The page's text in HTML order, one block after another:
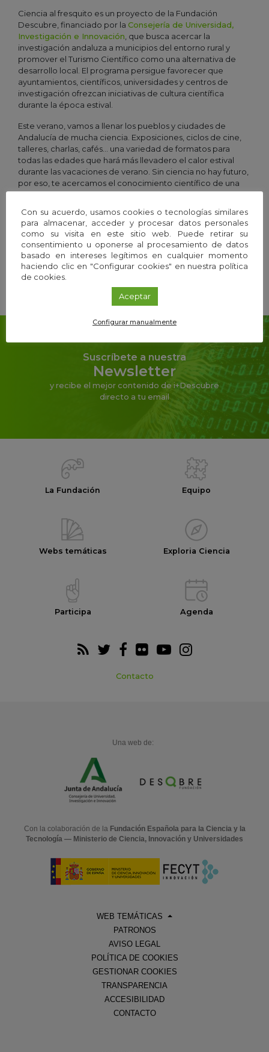
Ciencia al fresquito es un proyecto de la Fundación
Descubre, financiado por la Consejería de Universidad,
Investigación e Innovación , que busca acercar la
investigación andaluza a municipios del entorno rural y
promover el Turismo Científico como una alternativa de
desarrollo local. El programa persigue favorecer que
ayuntamientos, científicos, universidades y centros de
investigación ofrezcan iniciativas de cultura científica
durante la época estival.
Este verano, vamos a llenar los pueblos y ciudades de
Andalucía de mucha ciencia. Exposiciones, ciclos de cine,
talleres, charlas, cafés… una variedad de formatos para
todas las edades que hará más llevadero el calor estival
durante las vacaciones de verano. Sin ciencia no hay futuro,
por eso, te acercamos el conocimiento científico de una
forma más amena a través de las distintas actividades que
nuestra comunidad. Te esperamos.
Contáctanos Ir al sitio web
Suscríbete a nuestra
Newsletter
y recibe el mejor contenido de i+Descubre
directo a tu email
La Fundación Equipo
Webs temáticas Exploria Ciencia
Participa Agenda
Contacto
Una web de:
Con la colaboración de la Fundación Española para la Ciencia y la
Tecnología — Ministerio de Ciencia, Innovación y Universidades
WEB TEMÁTICAS
PATRONOS
AVISO LEGAL
POLÍTICA DE COOKIES
GESTIONAR COOKIES
TRANSPARENCIA
ACCESIBILIDAD
CONTACTO
Con su acuerdo, usamos cookies o tecnologías similares
para almacenar, acceder y procesar datos personales
como su visita en este sitio web. Puede retirar su
consentimiento u oponerse al procesamiento de datos
basado en intereses legítimos en cualquier momento
haciendo clic en "Configurar cookies" en nuestra política
de cookies.
Aceptar
Configurar manualmente